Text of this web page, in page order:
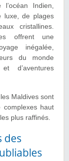
Indien,
luxe, de plages
cristallines.
offrent une
inégalée,
du monde
d’aventures
Maldives sont
complexes haut
plus raffinés.
des